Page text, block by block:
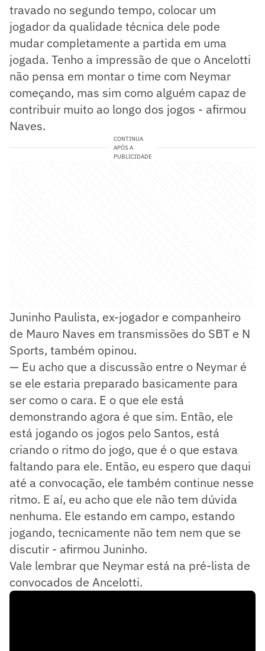
travado no segundo tempo, colocar um
jogador da qualidade técnica dele pode
mudar completamente a partida em uma
jogada. Tenho a impressão de que o Ancelotti
não pensa em montar o time com Neymar
começando, mas sim como alguém capaz de
contribuir muito ao longo dos jogos - afirmou
Naves.
CONTINUA
APÓS A
PUBLICIDADE
Juninho Paulista, ex-jogador e companheiro
de Mauro Naves em transmissões do SBT e N
Sports, também opinou.
— Eu acho que a discussão entre o Neymar é
se ele estaria preparado basicamente para
ser como o cara. E o que ele está
demonstrando agora é que sim. Então, ele
está jogando os jogos pelo Santos, está
criando o ritmo do jogo, que é o que estava
faltando para ele. Então, eu espero que daqui
até a convocação, ele também continue nesse
ritmo. E aí, eu acho que ele não tem dúvida
nenhuma. Ele estando em campo, estando
jogando, tecnicamente não tem nem que se
discutir - afirmou Juninho.
Vale lembrar que Neymar está na pré-lista de
convocados de Ancelotti.